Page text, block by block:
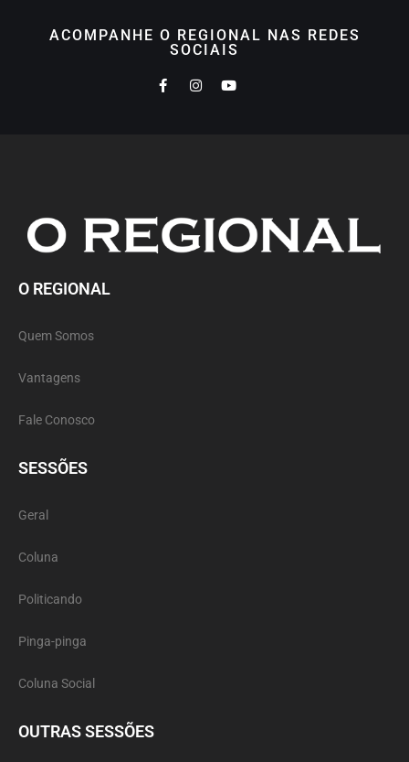
ACOMPANHE O REGIONAL NAS REDES
SOCIAIS
O REGIONAL
Quem Somos
Vantagens
Fale Conosco
SESSÕES
Geral
Coluna
Politicando
Pinga-pinga
Coluna Social
OUTRAS SESSÕES